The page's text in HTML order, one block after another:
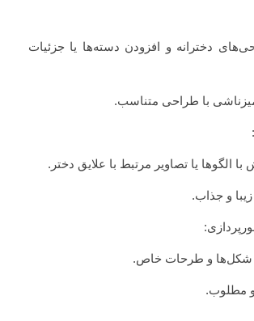
دخترانه و افزودن دسته‌ها یا جزئیات
میزناشی با طراحی متناسب.
با الگوها یا تصاویر مرتبط با علایق دختر.
و جذاب.
شکل‌ها و طرحات خاص.
و مطلوب.